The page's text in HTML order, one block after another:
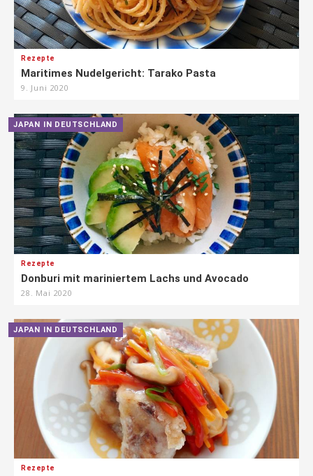
Rezepte
Maritimes Nudelgericht: Tarako Pasta
9. Juni 2020
JAPAN IN DEUTSCHLAND
Rezepte
Donburi mit mariniertem Lachs und Avocado
28. Mai 2020
JAPAN IN DEUTSCHLAND
Rezepte